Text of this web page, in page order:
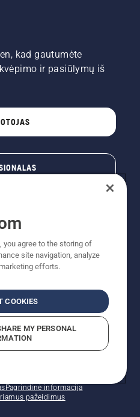
kad gautumėte
ir pasiūlymų iš
teisės priklauso autoriui.
mažmeninė kaina (RMK),
už kurią gamintojas
parduoti prekę. UAB
vartotojams neparduoda,
Pagrindinė informacija
pažeidimus
you agree to the storing of
site navigation, analyze
efforts.
COOKIES
MY PERSONAL